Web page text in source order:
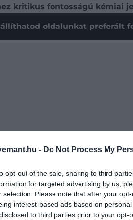
- Do Not Process My
opt-out of the sale, sharing to third
for targeted advertising by us,
selection. Please note that after your
interest-based ads based on
to third parties prior to your opt-
kritikus fontosságú kémiai
oldalunkat preferált
receptorok három
amelyek együttesen